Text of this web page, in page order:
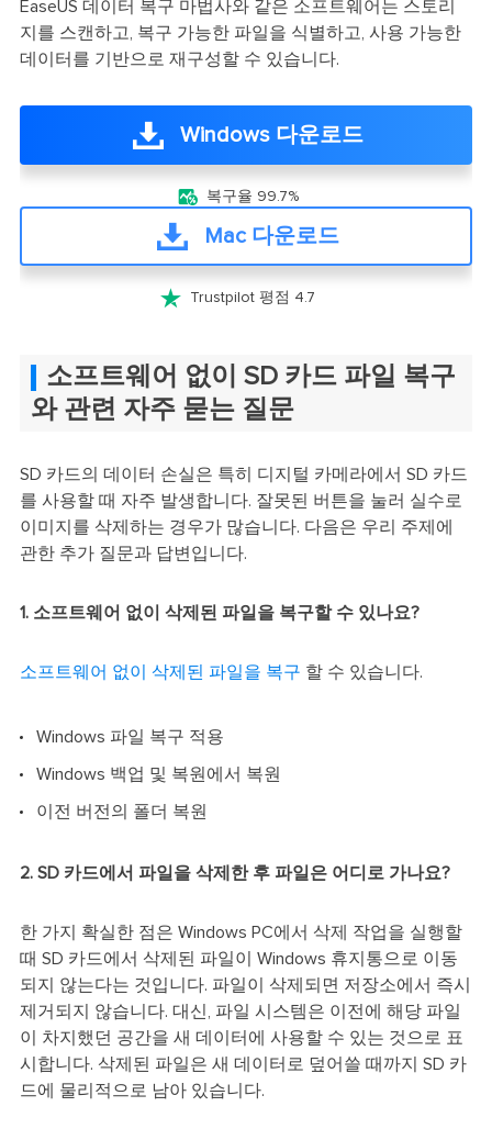
EaseUS 데이터 복구 마법사와 같은 소프트웨어는 스토리
지를 스캔하고, 복구 가능한 파일을 식별하고, 사용 가능한
데이터를 기반으로 재구성할 수 있습니다.
Windows 다운로드
 복구율 99.7%
Mac 다운로드
 Trustpilot 평점 4.7
소프트웨어 없이 SD 카드 파일 복구
와 관련 자주 묻는 질문
SD 카드의 데이터 손실은 특히 디지털 카메라에서 SD 카드
를 사용할 때 자주 발생합니다. 잘못된 버튼을 눌러 실수로
이미지를 삭제하는 경우가 많습니다. 다음은 우리 주제에
관한 추가 질문과 답변입니다.
1. 소프트웨어 없이 삭제된 파일을 복구할 수 있나요?
소프트웨어 없이 삭제된 파일을 복구 할 수 있습니다.
Windows 파일 복구 적용
Windows 백업 및 복원에서 복원
이전 버전의 폴더 복원
2. SD 카드에서 파일을 삭제한 후 파일은 어디로 가나요?
한 가지 확실한 점은 Windows PC에서 삭제 작업을 실행할
때 SD 카드에서 삭제된 파일이 Windows 휴지통으로 이동
되지 않는다는 것입니다. 파일이 삭제되면 저장소에서 즉시
제거되지 않습니다. 대신, 파일 시스템은 이전에 해당 파일
이 차지했던 공간을 새 데이터에 사용할 수 있는 것으로 표
시합니다. 삭제된 파일은 새 데이터로 덮어쓸 때까지 SD 카
드에 물리적으로 남아 있습니다.